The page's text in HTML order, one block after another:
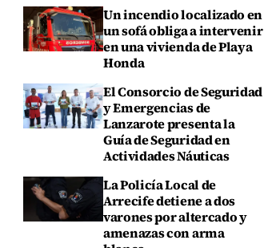
Un incendio localizado en
un sofá obliga a intervenir
en una vivienda de Playa
Honda
El Consorcio de Seguridad
y Emergencias de
Lanzarote presenta la
Guía de Seguridad en
Actividades Náuticas
La Policía Local de
Arrecife detiene a dos
varones por altercado y
amenazas con arma